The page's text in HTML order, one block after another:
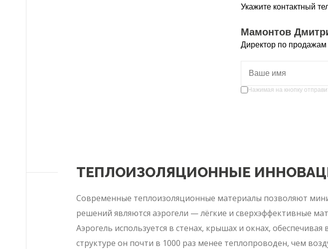
Укажите контактный
Мамонтов
Директор по продажам
Нажимая на кнопку
ТЕПЛОИЗОЛЯЦИОННЫЕ
Современные теплоизоляционные материалы позволяют
решений являются аэрогели — лёгкие и сверхэффективные
Аэрогель используется в стенах, крышах и окнах,
структуре он почти в 1000 раз менее теплопроводен, чем